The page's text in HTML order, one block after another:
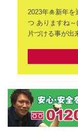
2023年🎍新年を
つ ありますね
片づける事が出